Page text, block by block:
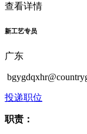
查看详情
新工艺专员
广东
投递职位
职责：